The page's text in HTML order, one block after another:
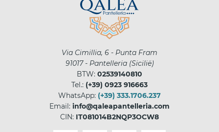
Via Cimillia, 6 - Punta Fram
91017- Pantelleria(Sicilië)
BTW: 02539140810
Tel.: (+39) 0923 916663
WhatsApp: (+39) 333.1706.237
Email: info@qaleapantelleria.com
CIN: IT081014B2NQP3OCW8